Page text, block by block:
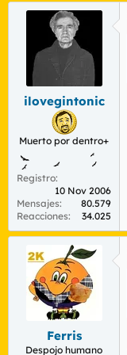
ilovegintonic
Muerto por dentro+
Registro
10 Nov 2006
Mensajes
80.579
Reacciones
34.025
Ferris
Despojo humano